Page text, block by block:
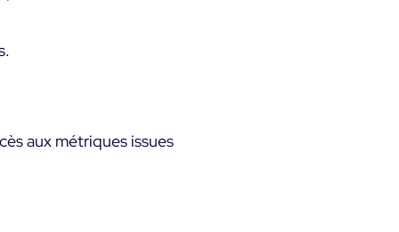
aux métriques issues